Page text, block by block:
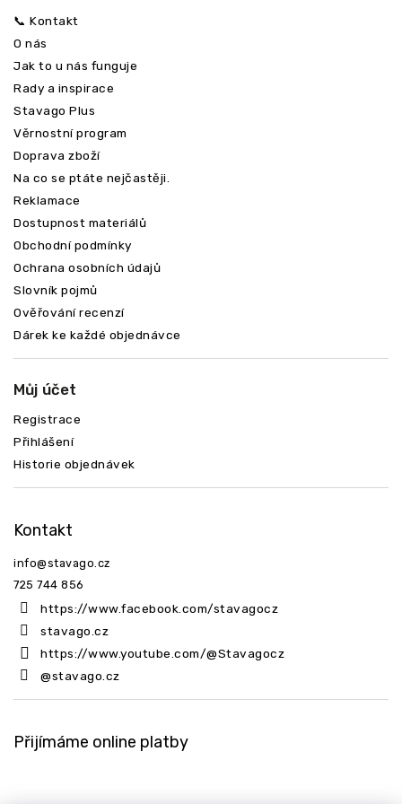
📞 Kontakt
O nás
Jak to u nás funguje
Rady a inspirace
Stavago Plus
Věrnostní program
Doprava zboží
Na co se ptáte nejčastěji.
Reklamace
Dostupnost materiálů
Obchodní podmínky
Ochrana osobních údajů
Slovník pojmů
Ověřování recenzí
Dárek ke každé objednávce
Můj účet
Registrace
Přihlášení
Historie objednávek
Kontakt
info@stavago.cz
725 744 856
https://www.facebook.com/stavagocz
stavago.cz
https://www.youtube.com/@Stavagocz
@stavago.cz
Přijímáme online platby